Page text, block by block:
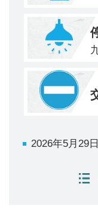
2026年5月29日